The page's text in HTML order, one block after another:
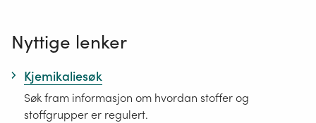
kriterier) og tilsvarende bekymring blir ført opp
på lista. Formelt blir det vedtatt nye stoff på
prioritetslista gjennom budsjettbehandlingen i
Stortinget. Mange av stoffene på lista er alt
omfattende regulert.
Nyttige lenker
Kjemikaliesøk
Søk fram informasjon om hvordan stoffer og
stoffgrupper er regulert.